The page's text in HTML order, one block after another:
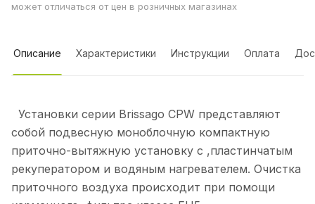
может отличаться от цен в розничных магазинах
Описание Характеристики Инструкции Оплата
Установки серии Brissago CPW представляют
собой подвесную моноблочную компактную
приточно-вытяжную установку с ,пластинчатым
рекуператором и водяным нагревателем. Очистка
приточного воздуха происходит при помощи